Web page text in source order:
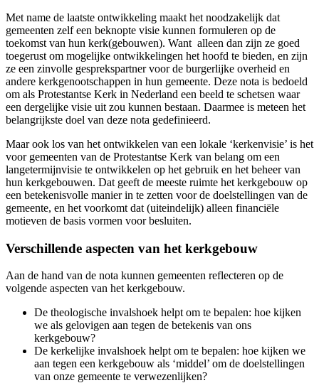
Met name de laatste ontwikkeling maakt het noodzakelijk dat
gemeenten zelf een beknopte visie kunnen formuleren op de
toekomst van hun kerk(gebouwen). Want alleen dan zijn ze goed
toegerust om mogelijke ontwikkelingen het hoofd te bieden, en zijn
ze een zinvolle gesprekspartner voor de burgerlijke overheid en
andere kerkgenootschappen in hun gemeente. Deze nota is bedoeld
om als Protestantse Kerk in Nederland een beeld te schetsen waar
een dergelijke visie uit zou kunnen bestaan. Daarmee is meteen het
belangrijkste doel van deze nota gedefinieerd.
Maar ook los van het ontwikkelen van een lokale ‘kerkenvisie’ is het
voor gemeenten van de Protestantse Kerk van belang om een
langetermijnvisie te ontwikkelen op het gebruik en het beheer van
hun kerkgebouwen. Dat geeft de meeste ruimte het kerkgebouw op
een betekenisvolle manier in te zetten voor de doelstellingen van de
gemeente, en het voorkomt dat (uiteindelijk) alleen financiële
motieven de basis vormen voor besluiten.
Verschillende aspecten van het kerkgebouw
Aan de hand van de nota kunnen gemeenten reflecteren op de
volgende aspecten van het kerkgebouw.
De theologische invalshoek helpt om te bepalen: hoe kijken
we als gelovigen aan tegen de betekenis van ons
kerkgebouw?
De kerkelijke invalshoek helpt om te bepalen: hoe kijken we
aan tegen een kerkgebouw als ‘middel’ om de doelstellingen
van onze gemeente te verwezenlijken?